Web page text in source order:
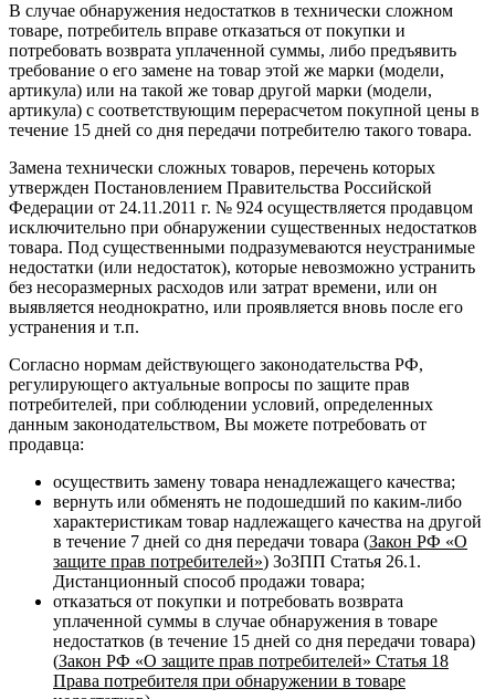
В случае обнаружения недостатков в технически сложном
товаре, потребитель вправе отказаться от покупки и
потребовать возврата уплаченной суммы, либо предъявить
требование о его замене на товар этой же марки (модели,
артикула) или на такой же товар другой марки (модели,
артикула) с соответствующим перерасчетом покупной цены в
течение 15 дней со дня передачи потребителю такого товара.
Замена технически сложных товаров, перечень которых
утвержден Постановлением Правительства Российской
Федерации от 24.11.2011 г. № 924 осуществляется продавцом
исключительно при обнаружении существенных недостатков
товара. Под существенными подразумеваются неустранимые
недостатки (или недостаток), которые невозможно устранить
без несоразмерных расходов или затрат времени, или он
выявляется неоднократно, или проявляется вновь после его
устранения и т.п.
Согласно нормам действующего законодательства РФ,
регулирующего актуальные вопросы по защите прав
потребителей, при соблюдении условий, определенных
данным законодательством, Вы можете потребовать от
продавца:
осуществить замену товара ненадлежащего качества;
вернуть или обменять не подошедший по каким-либо
характеристикам товар надлежащего качества на другой
в течение 7 дней со дня передачи товара (Закон РФ «О
защите прав потребителей») ЗоЗПП Статья 26.1.
Дистанционный способ продажи товара;
отказаться от покупки и потребовать возврата
уплаченной суммы в случае обнаружения в товаре
недостатков (в течение 15 дней со дня передачи товара)
(Закон РФ «О защите прав потребителей» Статья 18
Права потребителя при обнаружении в товаре